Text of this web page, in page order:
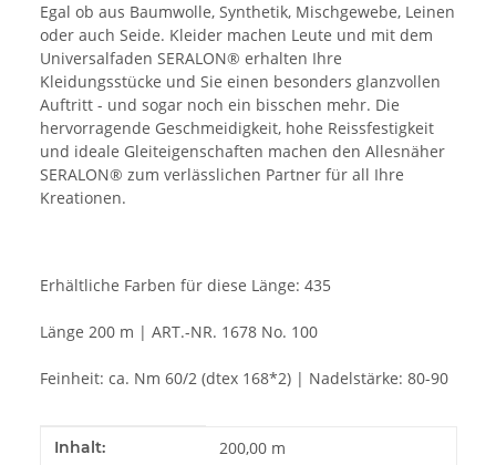
Egal ob aus Baumwolle, Synthetik, Mischgewebe, Leinen
oder auch Seide. Kleider machen Leute und mit dem
Universalfaden SERALON® erhalten Ihre
Kleidungsstücke und Sie einen besonders glanzvollen
Auftritt - und sogar noch ein bisschen mehr. Die
hervorragende Geschmeidigkeit, hohe Reissfestigkeit
und ideale Gleiteigenschaften machen den Allesnäher
SERALON® zum verlässlichen Partner für all Ihre
Kreationen.
Erhältliche Farben für diese Länge: 435
Länge 200 m | ART.-NR. 1678 No. 100
Feinheit: ca. Nm 60/2 (dtex 168*2) | Nadelstärke: 80-90
Produkteigenschaft
Wert
Inhalt: 200,00 m